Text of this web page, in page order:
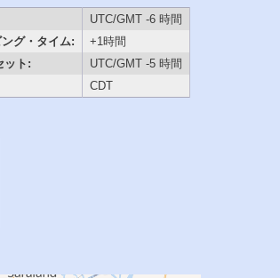
UTC/GMT -6 時間
グ・タイム:
+1時間
ット:
UTC/GMT -5 時間
CDT